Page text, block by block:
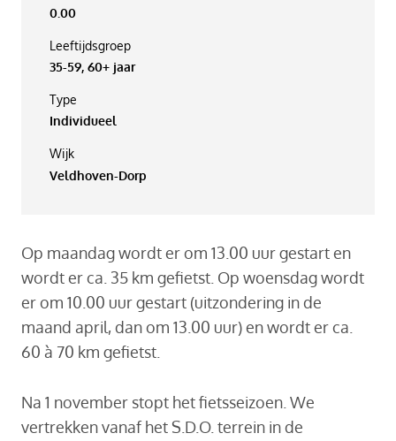
0.00
Leeftijdsgroep
35-59, 60+ jaar
Type
Individueel
Wijk
Veldhoven-Dorp
Op maandag wordt er om 13.00 uur gestart en
wordt er ca. 35 km gefietst. Op woensdag wordt
er om 10.00 uur gestart (uitzondering in de
maand april, dan om 13.00 uur) en wordt er ca.
60 à 70 km gefietst.
Na 1 november stopt het fietsseizoen. We
vertrekken vanaf het S.D.O. terrein in de